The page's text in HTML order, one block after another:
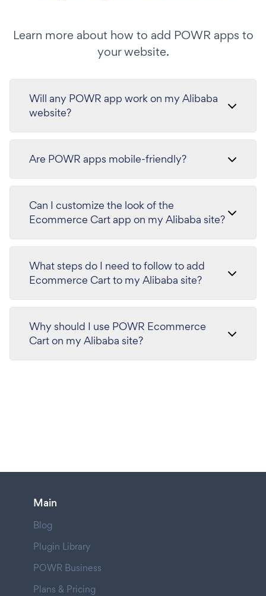
Learn more about how to add POWR apps to
your website.
Will any POWR app work on my Alibaba
website?
Are POWR apps mobile-friendly?
Can I customize the look of the
Ecommerce Cart app on my Alibaba site?
What steps do I need to follow to add
Ecommerce Cart to my Alibaba site?
Why should I use POWR Ecommerce
Cart on my Alibaba site?
Main
Blog
Plugin Library
POWR Business
Plans & Pricing